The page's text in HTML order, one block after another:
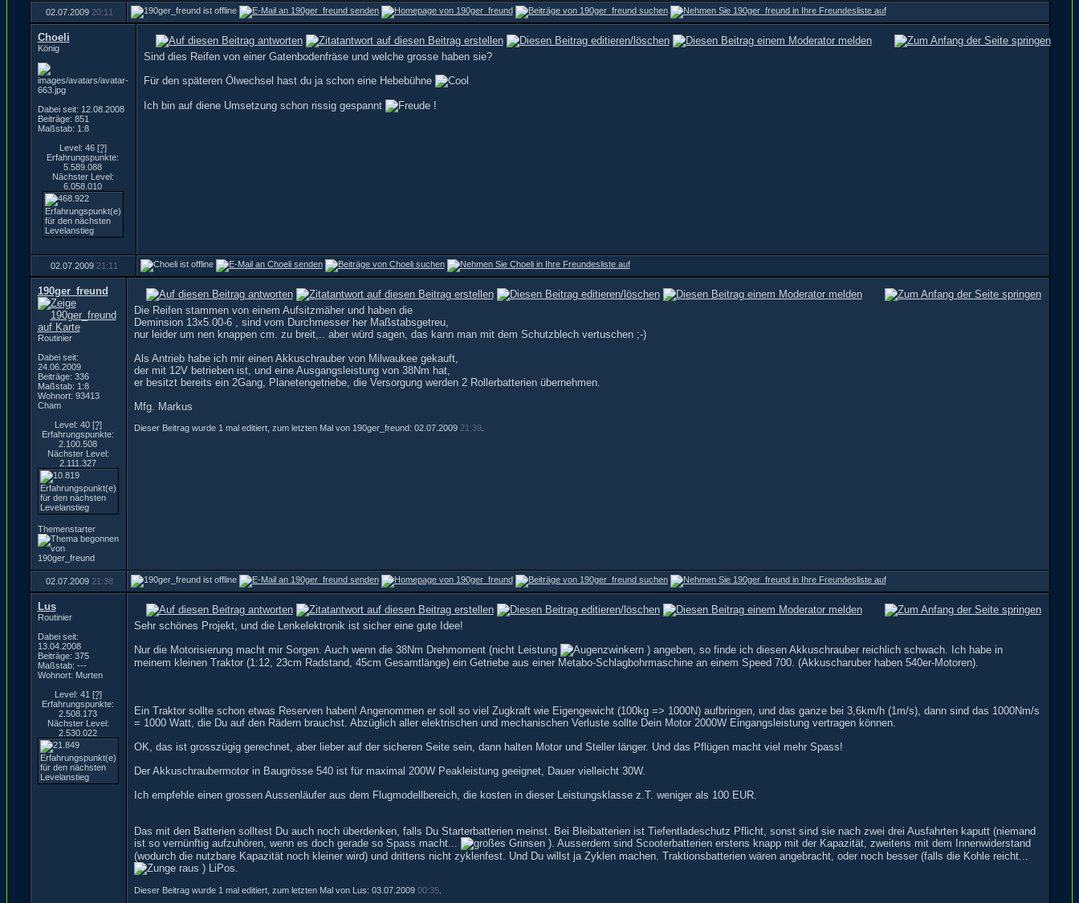
02.07.2009 20:11
Choeli
König
Dabei seit: 12.08.2008
Beiträge: 851
Maßstab: 1:8
Level: 46 [?]
Erfahrungspunkte:
5.589.088
Nächster Level:
6.058.010
Sind dies Reifen von einer Gatenbodenfräse und welche grosse haben sie?
Für den späteren Ölwechsel hast du ja schon eine Hebebühne
Ich bin auf diene Umsetzung schon rissig gespannt !
02.07.2009 21:11
190ger_freund
Routinier
Dabei seit:
24.06.2009
Beiträge: 336
Maßstab: 1:8
Wohnort: 93413
Cham
Level: 40 [?]
Erfahrungspunkte:
2.100.508
Nächster Level:
2.111.327
Themenstarter
Die Reifen stammen von einem Aufsitzmäher und haben die
Deminsion 13x5.00-6 , sind vom Durchmesser her Maßstabsgetreu,
nur leider um nen knappen cm. zu breit,.. aber würd sagen, das kann man mit dem Schutzblech vertuschen ;-)
Als Antrieb habe ich mir einen Akkuschrauber von Milwaukee gekauft,
der mit 12V betrieben ist, und eine Ausgangsleistung von 38Nm hat,
er besitzt bereits ein 2Gang, Planetengetriebe, die Versorgung werden 2 Rollerbatterien übernehmen.
Mfg. Markus
Dieser Beitrag wurde 1 mal editiert, zum letzten Mal von 190ger_freund: 02.07.2009 21:39.
02.07.2009 21:38
Lus
Routinier
Dabei seit:
13.04.2008
Beiträge: 375
Maßstab: ---
Wohnort: Murten
Level: 41 [?]
Erfahrungspunkte:
2.508.173
Nächster Level:
2.530.022
Sehr schönes Projekt, und die Lenkelektronik ist sicher eine gute Idee!
Nur die Motorisierung macht mir Sorgen. Auch wenn die 38Nm Drehmoment (nicht Leistung
) angeben, so finde ich diesen Akkuschrauber reichlich schwach. Ich habe in
meinem kleinen Traktor (1:12, 23cm Radstand, 45cm Gesamtlänge) ein Getriebe aus einer Metabo-Schlagbohrmaschine an einem Speed 700. (Akkuscharuber haben 540er-Motoren).
Ein Traktor sollte schon etwas Reserven haben! Angenommen er soll so viel Zugkraft wie Eigengewicht (100kg => 1000N) aufbringen, und das ganze bei 3,6km/h (1m/s), dann sind das 1000Nm/s
= 1000 Watt, die Du auf den Rädern brauchst. Abzüglich aller elektrischen und mechanischen Verluste sollte Dein Motor 2000W Eingangsleistung vertragen können.
OK, das ist grosszügig gerechnet, aber lieber auf der sicheren Seite sein, dann halten Motor und Steller länger. Und das Pflügen macht viel mehr Spass!
Der Akkuschraubermotor in Baugrösse 540 ist für maximal 200W Peakleistung geeignet, Dauer vielleicht 30W.
Ich empfehle einen grossen Aussenläufer aus dem Flugmodellbereich, die kosten in dieser Leistungsklasse z.T. weniger als 100 EUR.
Das mit den Batterien solltest Du auch noch überdenken, falls Du Starterbatterien meinst. Bei Bleibatterien ist Tiefentladeschutz Pflicht, sonst sind sie nach zwei drei Ausfahrten kaputt (niemand
ist so vernünftig aufzuhören, wenn es doch gerade so Spass macht...
). Ausserdem sind Scooterbatterien erstens knapp mit der Kapazität, zweitens mit dem Innenwiderstand
(wodurch die nutzbare Kapazität noch kleiner wird) und drittens nicht zyklenfest. Und Du willst ja Zyklen machen. Traktionsbatterien wären angebracht, oder noch besser (falls die Kohle reicht...
) LiPos.
Dieser Beitrag wurde 1 mal editiert, zum letzten Mal von Lus: 03.07.2009 00:35.